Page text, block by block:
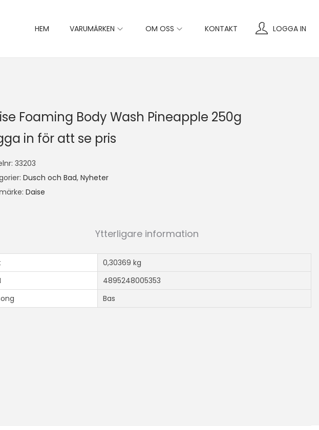
HEM VARUMÄRKEN OM OSS KONTAKT LOGGA IN
Foaming Body Wash Pineapple 250g
in för att se pris
33203
Dusch och Bad, Nyheter
Daise
Ytterligare information
0,30369 kg
4895248005353
Bas